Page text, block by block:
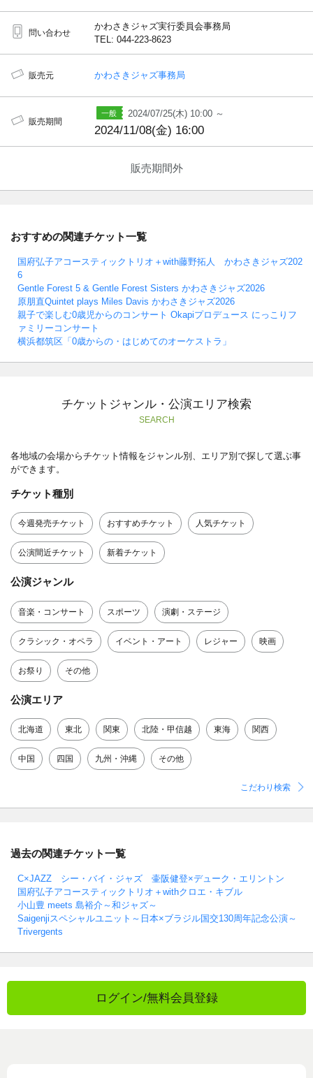
問い合わせ
かわさきジャズ実行委員会事務局
TEL: 044-223-8623
販売元 かわさきジャズ事務局
販売期間
2024/07/25(木) 10:00 ～
2024/11/08(金) 16:00
販売期間外
おすすめの関連チケット一覧
国府弘子アコースティックトリオ＋with藤野拓人 かわさきジャズ202
6
Gentle Forest 5 & Gentle Forest Sisters かわさきジャズ2026
原朋直Quintet plays Miles Davis かわさきジャズ2026
親子で楽しむ0歳児からのコンサート Okapiプロデュース にっこりフ
ァミリーコンサート
横浜都筑区「0歳からの・はじめてのオーケストラ」
チケットジャンル・公演エリア検索
SEARCH
各地域の会場からチケット情報をジャンル別、エリア別で探して選ぶ事
ができます。
チケット種別
今週発売チケット おすすめチケット 人気チケット
公演間近チケット 新着チケット
公演ジャンル
音楽・コンサート スポーツ 演劇・ステージ
クラシック・オペラ イベント・アート レジャー 映画
お祭り その他
公演エリア
北海道 東北 関東 北陸・甲信越 東海 関西
中国 四国 九州・沖縄 その他
こだわり検索
過去の関連チケット一覧
C×JAZZ シー・バイ・ジャズ 壷阪健登×デューク・エリントン
国府弘子アコースティックトリオ＋withクロエ・キブル
小山豊 meets 島裕介～和ジャズ～
Saigenjiスペシャルユニット～日本×ブラジル国交130周年記念公演～
Trivergents
ログイン/無料会員登録